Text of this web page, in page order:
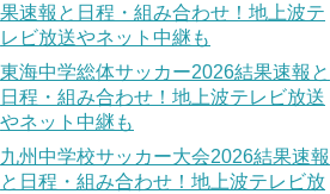
果速報と日程・組み合わせ！地上波テ
レビ放送やネット中継も
東海中学総体サッカー2026結果速報と
日程・組み合わせ！地上波テレビ放送
やネット中継も
九州中学校サッカー大会2026結果速報
と日程・組み合わせ！地上波テレビ放